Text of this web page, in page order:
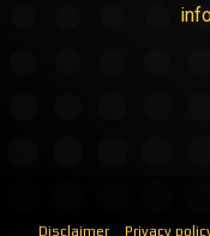
Disclaimer
Privacy